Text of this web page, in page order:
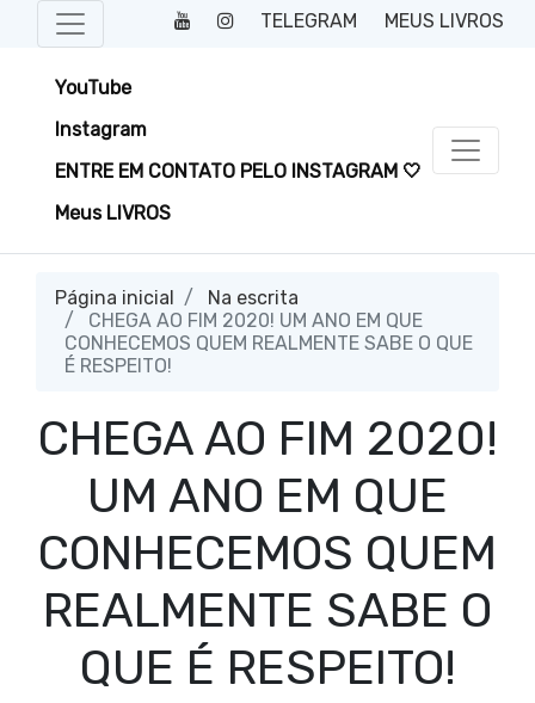
TELEGRAM MEUS LIVROS
YouTube
Instagram
ENTRE EM CONTATO PELO INSTAGRAM 🤍
Meus LIVROS
Página inicial
Na escrita
CHEGA AO FIM 2020! UM ANO EM QUE
CONHECEMOS QUEM REALMENTE SABE O QUE
É RESPEITO!
CHEGA AO FIM 2020!
UM ANO EM QUE
CONHECEMOS QUEM
REALMENTE SABE O
QUE É RESPEITO!